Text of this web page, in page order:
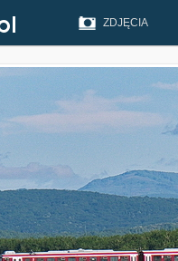
ZDJĘCIA